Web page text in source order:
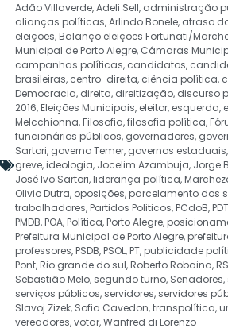
Adão Villaverde,Adeli Sell, administração
alianças políticas,Arlindo Bonele, atraso
eleições,Balanço eleições Fortunati/
Municipal de Porto Alegre, Câmaras
campanhas políticas, candidatos,
brasileiras, centro-direita, ciência política,
Democracia, direita, direitização, discurso
2016,Eleições Municipais, eleitor, esquerda,
Melcchionna,Filosofia,filosofia política,
funcionários públicos, governadores,
Sartori, governo Temer, governos estaduais,
greve,ideologia, Jocelim Azambuja, Jorge
José Ivo Sartori,liderança política,
Olivio Dutra, oposições,parcelamento dos
trabalhadores,Partidos Politicos,PCdoB,PDT
PMDB,POA,Política,Porto Alegre,
Prefeitura Municipal de Porto Alegre,
professores,PSDB,PSOL,PT,publicidade
Pont,Rio grande do sul,Roberto Robaina,RS
Sebastião Melo, segundo turno, Senadores,
serviços públicos, servidores, servidores
Slavoj Zizek, Sofia Cavedon,transpolítica,
vereadores,votar,Wanfred di Lorenzo